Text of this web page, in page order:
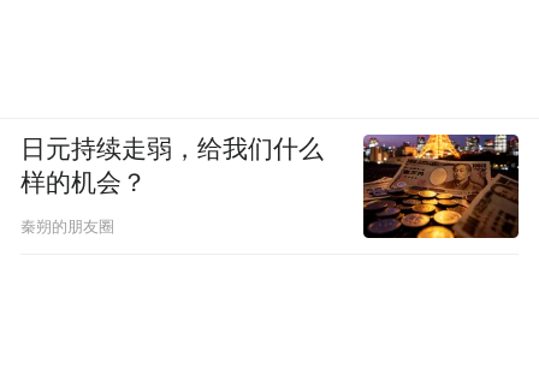
日元持续走弱，给我们什么
样的机会？
秦朔的朋友圈